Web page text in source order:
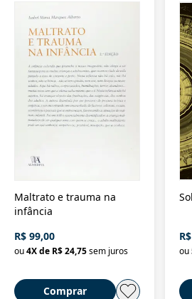
Maltrato e trauma na
infância
R$ 99,00
ou4X de R$ 24,75sem juros
Comprar
ou